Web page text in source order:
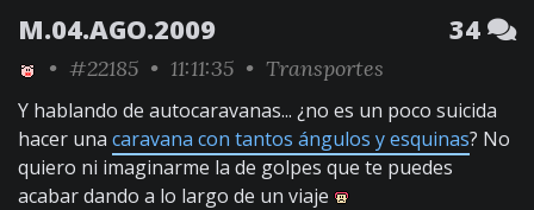
M.04.AGO.2009 34
• #22185 • 11:11:35 • Transportes
Y hablando de autocaravanas... ¿no es un poco suicida
hacer una caravana con tantos ángulos y esquinas? No
quiero ni imaginarme la de golpes que te puedes
acabar dando a lo largo de un viaje